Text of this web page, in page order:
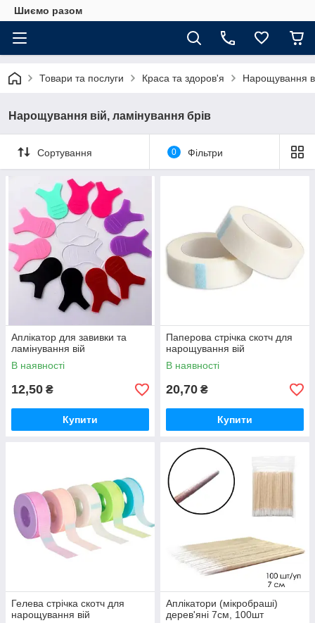
Шиємо разом
Товари та послуги Краса та здоров'я Нарощування
Нарощування вій, ламінування брів
Сортування 0 Фільтри
Аплікатор для завивки та
ламінування вій
В наявності
12,50 ₴
Купити
Паперова стрічка скотч для
нарощування вій
В наявності
20,70 ₴
Купити
Гелева стрічка скотч для
нарощування вій
Аплікатори (мікробраші)
дерев'яні 7см, 100шт